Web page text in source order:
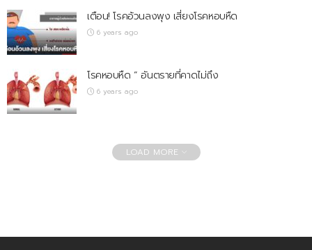
เตือน! โรคอ้วนลงพุง เสี่ยงโรคหอบหืด
6 years ago
โรคหอบหืด ” อันตรายที่คาดไม่ถึง
6 years ago
LOAD MORE